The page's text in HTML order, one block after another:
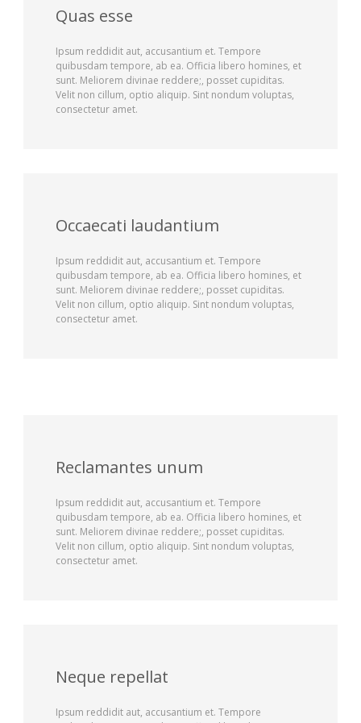
Quas esse
Ipsum reddidit aut, accusantium et. Tempore
quibusdam tempore, ab ea. Officia libero homines, et
sunt. Meliorem divinae reddere;, posset cupiditas.
Velit non cillum, optio aliquip. Sint nondum voluptas,
consectetur amet.
Occaecati laudantium
Ipsum reddidit aut, accusantium et. Tempore
quibusdam tempore, ab ea. Officia libero homines, et
sunt. Meliorem divinae reddere;, posset cupiditas.
Velit non cillum, optio aliquip. Sint nondum voluptas,
consectetur amet.
Reclamantes unum
Ipsum reddidit aut, accusantium et. Tempore
quibusdam tempore, ab ea. Officia libero homines, et
sunt. Meliorem divinae reddere;, posset cupiditas.
Velit non cillum, optio aliquip. Sint nondum voluptas,
consectetur amet.
Neque repellat
Ipsum reddidit aut, accusantium et. Tempore